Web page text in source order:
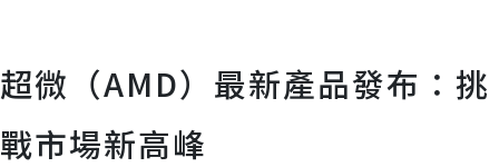
超微（AMD）最新產品發布：挑
戰市場新高峰